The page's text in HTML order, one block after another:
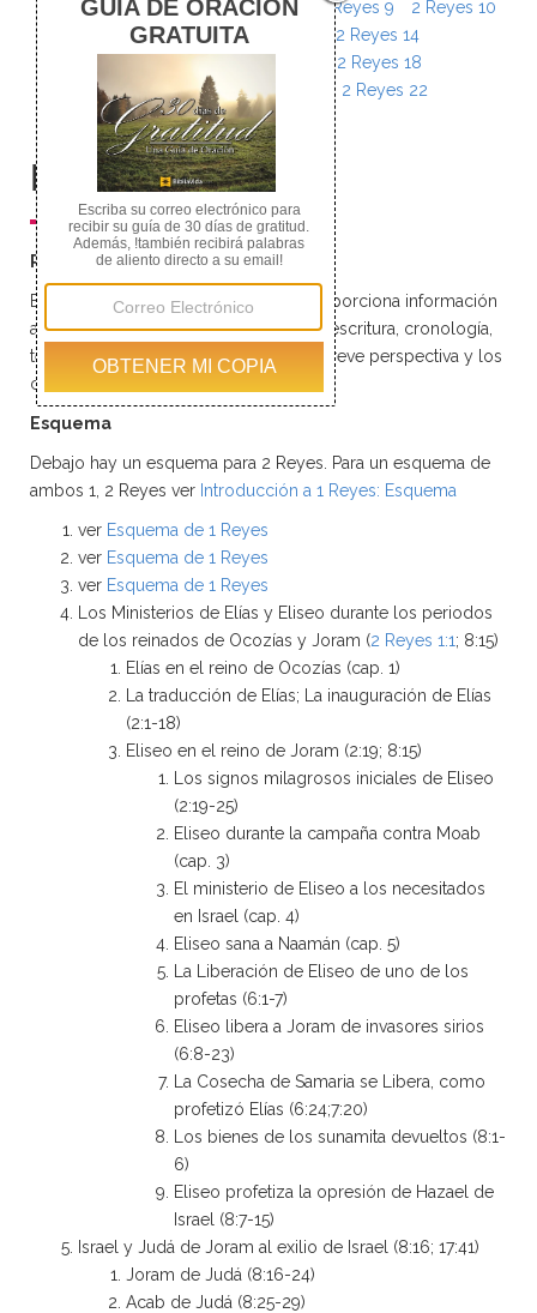
2 Reyes 6
2 Reyes 7 2 Reyes 8 2 Reyes 9
2 Reyes 10
2 Reyes 11
2 Reyes 12 2 Reyes 13
2 Reyes 14
2 Reyes 15
2 Reyes 18
2 Reyes 19
2 Reyes 20 2 Reyes 21
2 Reyes 22
2 Reyes 23
2 Reyes 24 2 Reyes 25
Resumen
Resumen del Libro de 2 Reyes
Este resumen del libro de 2 Reyes proporciona información
acerca del título, los autores, fecha de escritura, cronología,
temas, teología, ideas generales, una breve perspectiva y los
capítulos del libro de 2 Reyes.
Esquema
Debajo hay un esquema para 2 Reyes. Para un esquema de
ambos 1, 2 Reyes ver Introducción a 1 Reyes: Esquema
ver Esquema de 1 Reyes
ver Esquema de 1 Reyes
ver Esquema de 1 Reyes
Los Ministerios de Elías y Eliseo durante los periodos
de los reinados de Ocozías y Joram (2 Reyes 1:1; 8:15)
Elías en el reino de Ocozías (cap. 1)
La traducción de Elías; La inauguración de Elías
(2:1-18)
Eliseo en el reino de Joram (2:19; 8:15)
Los signos milagrosos iniciales de Eliseo
(2:19-25)
Eliseo durante la campaña contra Moab
(cap. 3)
El ministerio de Eliseo a los necesitados
en Israel (cap. 4)
Eliseo sana a Naamán (cap. 5)
La Liberación de Eliseo de uno de los
profetas (6:1-7)
Eliseo libera a Joram de invasores sirios
(6:8-23)
La Cosecha de Samaria se Libera, como
profetizó Elías (6:24;7:20)
Los bienes de los sunamita devueltos (8:1-
6)
Eliseo profetiza la opresión de Hazael de
Israel (8:7-15)
Israel y Judá de Joram al exilio de Israel (8:16; 17:41)
Joram de Judá (8:16-24)
Acab de Judá (8:25-29)